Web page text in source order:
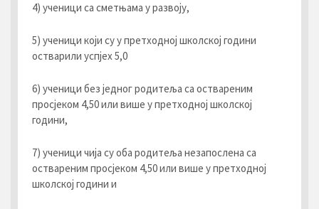
4) ученици са сметњама у развоју,
5) ученици који су у претходној школској години
остварили успјех 5,0
6) ученици без једног родитеља са оствареним
просјеком 4,50 или више у претходној школској
години,
7) ученици чија су оба родитеља незапослена са
оствареним просјеком 4,50 или више у претходној
школској години и